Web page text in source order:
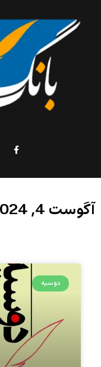
آگوست 4, 2024
دوسیه